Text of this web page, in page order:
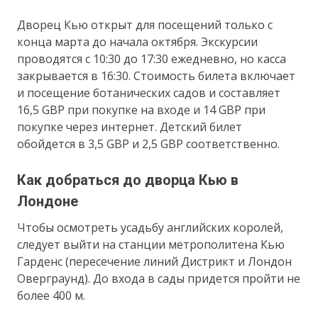
Дворец Кью открыт для посещений только с
конца марта до начала октября. Экскурсии
проводятся с 10:30 до 17:30 ежедневно, но касса
закрывается в 16:30. Стоимость билета включает
и посещение ботанических садов и составляет
16,5 GBP при покупке на входе и 14 GBP при
покупке через интернет. Детский билет
обойдется в 3,5 GBP и 2,5 GBP соответственно.
Как добраться до дворца Кью в
Лондоне
Чтобы осмотреть усадьбу английских королей,
следует выйти на станции метрополитена Кью
Гарденс (пересечение линий Дистрикт и Лондон
Оверграунд). До входа в сады придется пройти не
более 400 м.